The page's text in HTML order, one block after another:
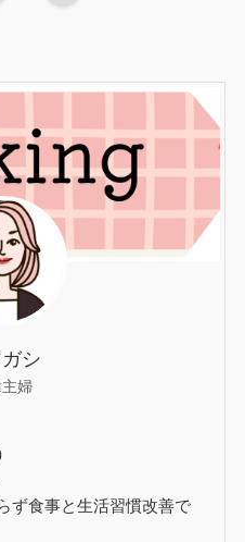
シ
婦
ず食事と生活習慣改善で